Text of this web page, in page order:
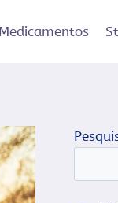
Medicamentos